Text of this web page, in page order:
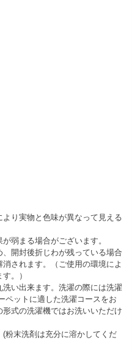
り実物と色味が異なって見える
弱まる場合がございます。
開封後折じわが残っている場合
されます。（ご使用の環境によ
。）
い出来ます。洗濯の際には洗濯
ペットに適した洗濯コースをお
式の洗濯機ではお洗いいただけ
粉末洗剤は充分に溶かしてくだ